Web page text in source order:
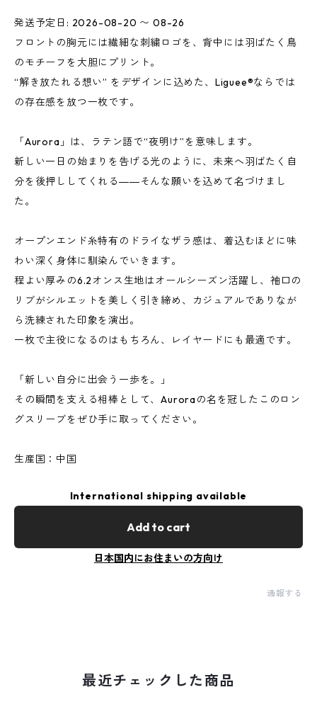
発送予定日: 2026-08-20 〜 08-26
フロントの胸元には繊細な刺繍ロゴを、背中には羽ばたく鳥
のモチーフを大胆にプリント。
“解き放たれる想い” をデザインに込めた、Liguee®️ならでは
の存在感を放つ一枚です。
「Aurora」は、ラテン語で“夜明け”を意味します。
新しい一日の始まりを告げる光のように、未来へ羽ばたく自
分を後押ししてくれる――そんな願いを込めて名づけまし
た。
オープンエンド糸特有のドライなザラ感は、着込むほどに味
わい深く身体に馴染んでいきます。
程よい厚みの6.2オンス生地はオールシーズン活躍し、袖口の
リブがシルエットを美しく引き締め、カジュアルでありなが
ら洗練された印象を演出。
一枚で主役になるのはもちろん、レイヤードにも最適です。
「新しい自分に出会う一歩を。」
その瞬間を支える相棒として、Auroraの名を冠したこのロン
グスリーブをぜひ手に取ってください。
生産国：中国
International shipping available
Add to cart
日本国内にお住まいの方向け
通報する
最近チェックした商品